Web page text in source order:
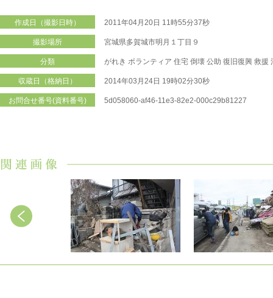
作成日（撮影日時） 2011年04月20日 11時55分37秒
撮影場所 宮城県多賀城市明月１丁目９
分類 がれき ボランティア 住宅 倒壊 公助 復旧復興 救援
収蔵日（格納日） 2014年03月24日 19時02分30秒
お問合せ番号(資料番号) 5d058060-af46-11e3-82e2-000c29b81227